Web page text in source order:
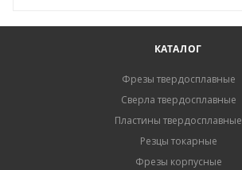
КАТАЛОГ
Фрезы твердосплавные
Сверла твердосплавные
Пластины твердосплавные
Резцы токарные
Фрезы корпусные